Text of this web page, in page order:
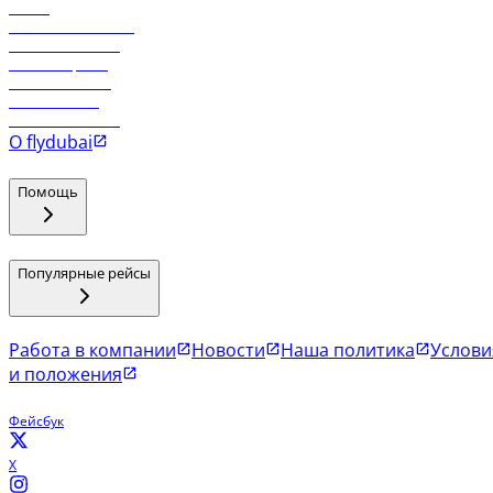
О flydubai
Помощь
Популярные рейсы
Работа в компании Новости Наша политика
и положения
Фейсбук
X